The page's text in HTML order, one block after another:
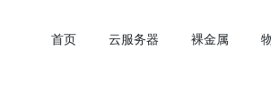
首页 云服务器 裸金属